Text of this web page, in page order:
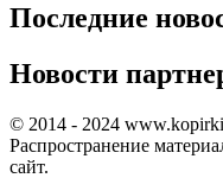
Последние
Новости
© 2014 - 2024
Распространение
сайт.